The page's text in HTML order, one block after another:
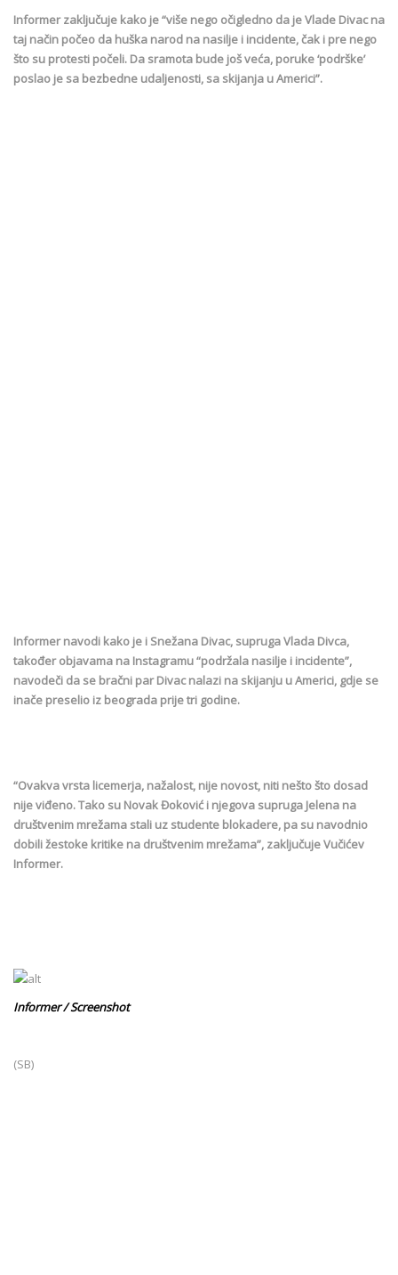
Informer zaključuje kako je “više nego očigledno da je Vlade Divac na
taj način počeo da huška narod na nasilje i incidente, čak i pre nego
što su protesti počeli. Da sramota bude još veća, poruke ‘podrške’
poslao je sa bezbedne udaljenosti, sa skijanja u Americi”.
Informer navodi kako je i Snežana Divac, supruga Vlada Divca,
također objavama na Instagramu “podržala nasilje i incidente”,
navodeči da se bračni par Divac nalazi na skijanju u Americi, gdje se
inače preselio iz beograda prije tri godine.
“Ovakva vrsta licemerja, nažalost, nije novost, niti nešto što dosad
nije viđeno. Tako su Novak Đoković i njegova supruga Jelena na
društvenim mrežama stali uz studente blokadere, pa su navodnio
dobili žestoke kritike na društvenim mrežama”, zaključuje Vučićev
Informer.
Informer / Screenshot
(SB)